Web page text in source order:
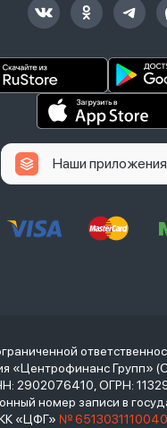
Наши приложения
«Центрофинанс Групп»
2902076410, ОГРН:
номер записи в
«ЦФГ» №